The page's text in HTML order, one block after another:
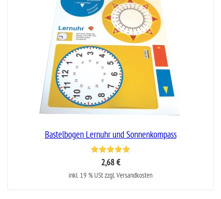
Bastelbogen Lernuhr und Sonnenkompass
2,68 €
inkl. 19 % USt zzgl. Versandkosten